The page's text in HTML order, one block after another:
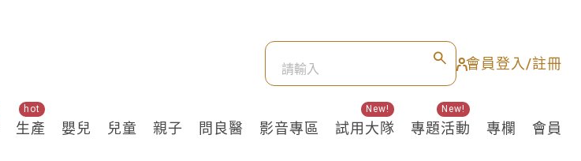
會員登入/註冊
生產
hot
嬰兒 兒童 親子 問良醫 影音專區 試用大隊
New!
專題活動
New!
專欄 會員